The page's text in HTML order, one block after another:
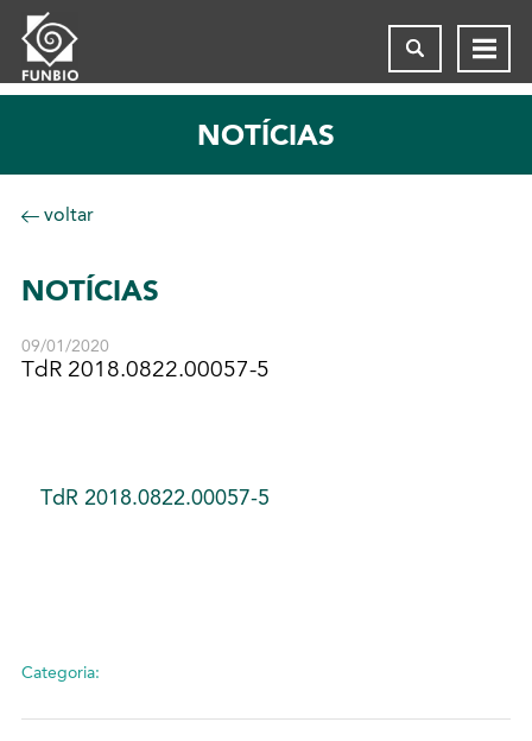
NOTÍCIAS
voltar
NOTÍCIAS
09/01/2020
TdR 2018.0822.00057-5
TdR 2018.0822.00057-5
Categoria: